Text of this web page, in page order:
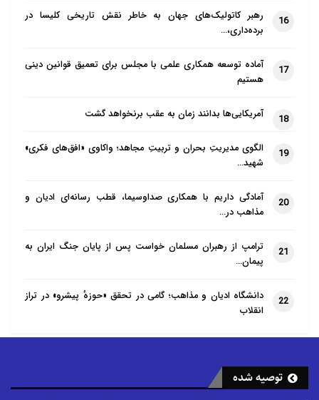
16
رهبر کاتولیک‌های جهان به خاطر نقش تاریخی کلیسا در
برده‌داری،…
17
آماده توسعه همکاری علمی با مجلس برای تعمیق قوانین دینی
هستیم
18 آمریکایی‌ها بدانند زمان به عقب برنخواهد گشت
19
الگوی مدیریتِ بحران و تربیتِ مجاهد؛ واکاوی «افق‌های فکری»
شهید…
20
آمادگی داریم با همکاری صداوسیما، قطب رسانه‌ای ادیان و
مذاهب در…
21
ترامپ از رهبران مسلمان خواست پس از پایان جنگ ایران به
پیمان…
22
دانشگاه ادیان و مذاهب؛ گامی در تحقق «حوزهٔ پیشرو» در تراز
انقلاب
توصیه شده